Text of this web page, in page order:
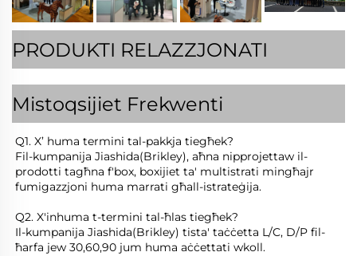
PRODUKTI RELAZZJONATI
Mistoqsijiet Frekwenti
Q1. X’ huma termini tal-pakkja tiegħek?
Fil-kumpanija Jiashida(Brikley), aħna nipprojettaw il-
prodotti tagħna f'box, boxijiet ta' multistrati mingħajr
fumigazzjoni huma marrati għall-istrateġija.
Q2. X'inhuma t-termini tal-ħlas tiegħek?
Il-kumpanija Jiashida(Brikley) tista' taċċetta L/C, D/P fil-
ħarfa jew 30,60,90 jum huma aċċettati wkoll.